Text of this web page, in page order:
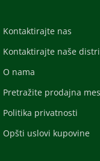
Kontaktirajte nas
Kontaktirajte naše
O nama
Pretražite prodajna
Politika privatnosti
Opšti uslovi kupovine